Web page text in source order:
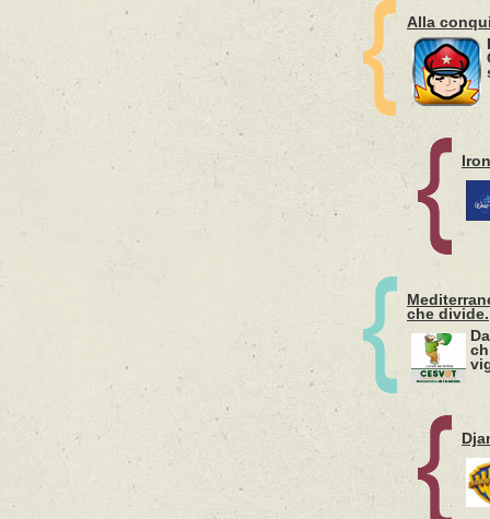
Alla
che divide.